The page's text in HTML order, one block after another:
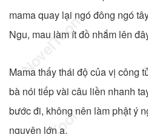
mama quay lại ngó đông ngó
Ngu, mau làm ít đồ nhắm lên
Mama thấy thái độ của vị công
bà nói tiếp vài câu liền nhanh
bước đi, không nên làm phật ý
nguyên lớn a.